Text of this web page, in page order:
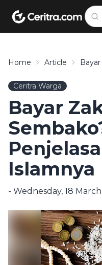
Home Article
Ceritra Warga
Bayar
Islamnya
- Wednesday, 18